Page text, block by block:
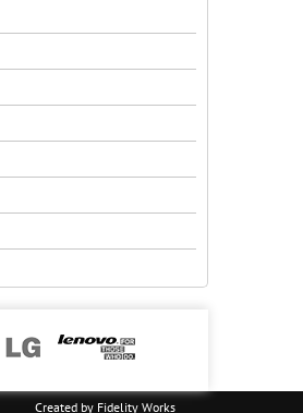
Created by Fidelity Works